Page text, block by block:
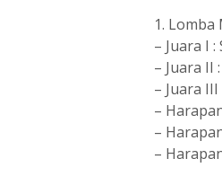
1. Lomba
– Juara I
– Juara II
– Juara
–
–
–